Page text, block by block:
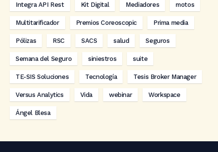
Integra API Rest Kit Digital Mediadores motos
Multitarificador Premios Coreoscopic Prima media
Pólizas RSC SACS salud Seguros
Semana del Seguro siniestros suite
TE-SIS Soluciones Tecnología Tesis Broker Manager
Versus Analytics Vida webinar Workspace
Ángel Blesa